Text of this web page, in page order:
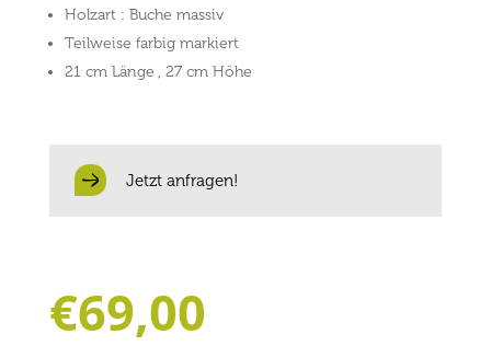
Holzart : Buche massiv
Teilweise farbig markiert
21 cm Länge , 27 cm Höhe
Jetzt anfragen!
€69,00